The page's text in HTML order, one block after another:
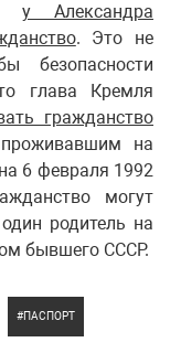
у Александра
. Это не
безопасности
глава Кремля
гражданство
на
6 февраля 1992
могут
родитель на
бывшего СССР.
ПАСПОРТ